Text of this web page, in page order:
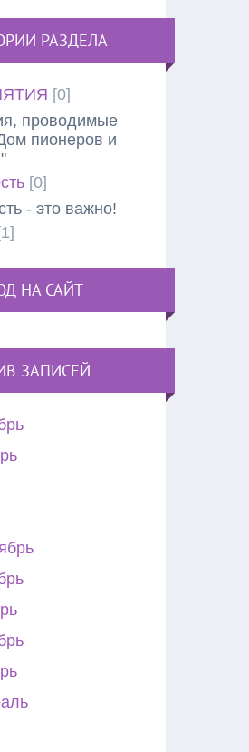
РАЗДЕЛА
[0]
проводимые
пионеров и
[0]
- это важно!
НА САЙТ
ЗАПИСЕЙ